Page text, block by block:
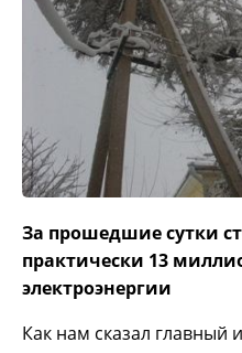
За прошедшие сутки
практически 13
электроэнергии
Как нам сказал главный